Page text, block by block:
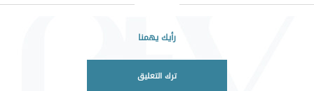
رأيك يهمنا
ترك التعليق